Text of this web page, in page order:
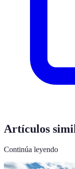
Artículos
Continúa leyendo